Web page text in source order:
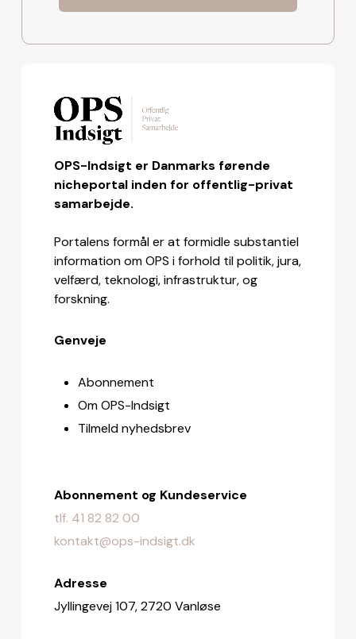
OPS-Indsigt er Danmarks førende
nicheportal inden for offentlig-privat
samarbejde.
Portalens formål er at formidle substantiel
information om OPS i forhold til politik, jura,
velfærd, teknologi, infrastruktur, og
forskning.
Genveje
Abonnement
Om OPS-Indsigt
Tilmeld nyhedsbrev
Abonnement og Kundeservice
tlf. 41 82 82 00
kontakt@ops-indsigt.dk
Adresse
Jyllingevej 107, 2720 Vanløse